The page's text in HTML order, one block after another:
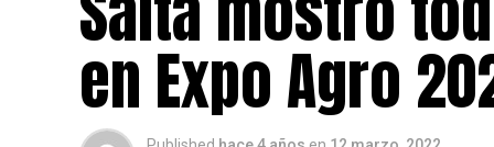
en Expo Agro